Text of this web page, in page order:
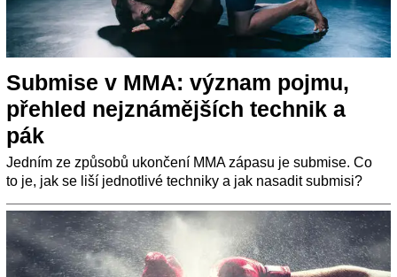
Submise v MMA: význam pojmu,
přehled nejznámějších technik a
pák
Jedním ze způsobů ukončení MMA zápasu je submise. Co
to je, jak se liší jednotlivé techniky a jak nasadit submisi?